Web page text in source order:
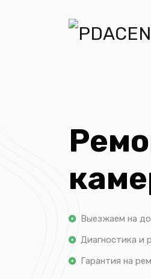
Выезжаем на
Диагностика и
Гарантия на